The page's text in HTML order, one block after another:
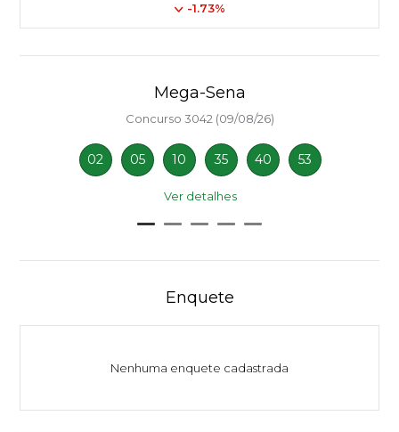
-1.73%
Mega-Sena
Concurso 3042 (09/08/26)
02 05 10 35 40 53
Ver detalhes
Enquete
Nenhuma enquete cadastrada